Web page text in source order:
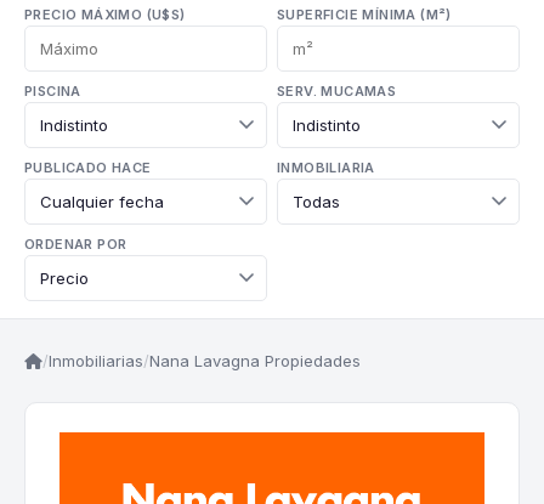
PRECIO MÁXIMO (U$S) SUPERFICIE MÍNIMA (M²)
PISCINA SERV. MUCAMAS
PUBLICADO HACE INMOBILIARIA
ORDENAR POR
/Inmobiliarias/Nana Lavagna Propiedades